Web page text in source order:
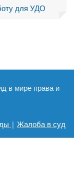
для УДО
в мире права и
| Жалоба в суд